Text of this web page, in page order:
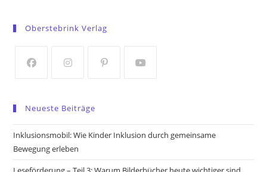
a
tab
tab
Oberstebrink Verlag
a
new
tab
new
tab
a
new
new
Neueste Beiträge
Inklusionsmobil: Wie Kinder Inklusion durch gemeinsame
Bewegung erleben